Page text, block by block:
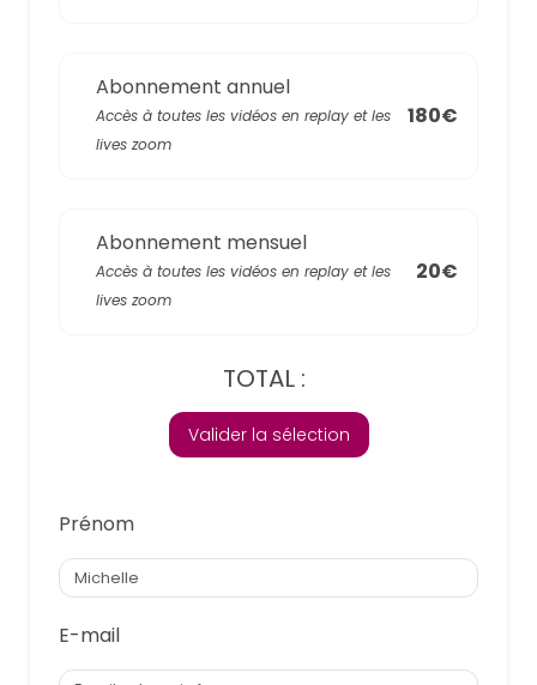
Abonnement annuel
Accès à toutes les vidéos en replay et les
lives zoom
180€
Abonnement mensuel
Accès à toutes les vidéos en replay et les
lives zoom
20€
TOTAL :
Valider la sélection
Prénom
E-mail